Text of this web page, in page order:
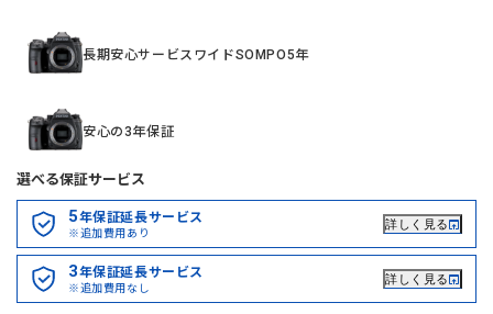
長期安心サービスワイドSOMPO5年
安心の3年保証
選べる保証サービス
5年保証延長サービス
※追加費用あり
詳しく見る
3年保証延長サービス
※追加費用なし
詳しく見る